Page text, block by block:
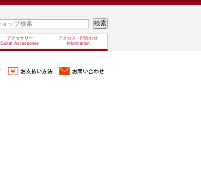
アクセサリー
Guitar Accessories
アクセス・問合わせ
Information